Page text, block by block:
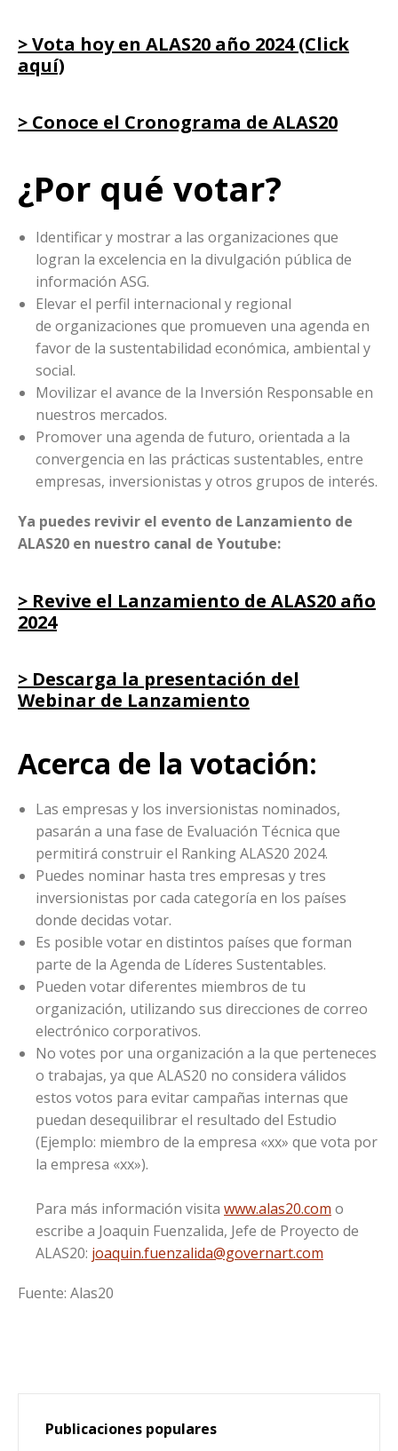
> Vota hoy en ALAS20 año 2024 (Click
aquí)
> Conoce el Cronograma de ALAS20
¿Por qué votar?
Identificar y mostrar a las organizaciones que
logran la excelencia en la divulgación pública de
información ASG.
Elevar el perfil internacional y regional
de organizaciones que promueven una agenda en
favor de la sustentabilidad económica, ambiental y
social.
Movilizar el avance de la Inversión Responsable en
nuestros mercados.
Promover una agenda de futuro, orientada a la
convergencia en las prácticas sustentables, entre
empresas, inversionistas y otros grupos de interés.
Ya puedes revivir el evento de Lanzamiento de
ALAS20 en nuestro canal de Youtube:
> Revive el Lanzamiento de ALAS20 año
2024
> Descarga la presentación del
Webinar de Lanzamiento
Acerca de la votación:
Las empresas y los inversionistas nominados,
pasarán a una fase de Evaluación Técnica que
permitirá construir el Ranking ALAS20 2024.
Puedes nominar hasta tres empresas y tres
inversionistas por cada categoría en los países
donde decidas votar.
Es posible votar en distintos países que forman
parte de la Agenda de Líderes Sustentables.
Pueden votar diferentes miembros de tu
organización, utilizando sus direcciones de correo
electrónico corporativos.
No votes por una organización a la que perteneces
o trabajas, ya que ALAS20 no considera válidos
estos votos para evitar campañas internas que
puedan desequilibrar el resultado del Estudio
(Ejemplo: miembro de la empresa «xx» que vota por
la empresa «xx»).
Para más información visita www.alas20.com o
escribe a Joaquin Fuenzalida, Jefe de Proyecto de
ALAS20: joaquin.fuenzalida@governart.com
Fuente: Alas20
Publicaciones populares